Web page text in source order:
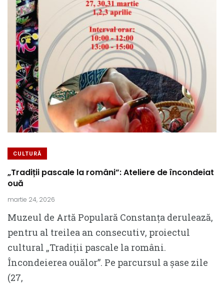
CULTURĂ
„Tradiții pascale la români”: Ateliere de încondeiat
ouă
martie 24, 2026
Muzeul de Artă Populară Constanța derulează,
pentru al treilea an consecutiv, proiectul
cultural „Tradiții pascale la români.
Încondeierea ouălor”. Pe parcursul a șase zile
(27,